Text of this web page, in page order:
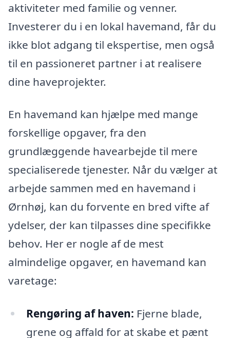
aktiviteter med familie og venner.
Investerer du i en lokal havemand, får du
ikke blot adgang til ekspertise, men også
til en passioneret partner i at realisere
dine haveprojekter.
En havemand kan hjælpe med mange
forskellige opgaver, fra den
grundlæggende havearbejde til mere
specialiserede tjenester. Når du vælger at
arbejde sammen med en havemand i
Ørnhøj, kan du forvente en bred vifte af
ydelser, der kan tilpasses dine specifikke
behov. Her er nogle af de mest
almindelige opgaver, en havemand kan
varetage:
Rengøring af haven: Fjerne blade,
grene og affald for at skabe et pænt